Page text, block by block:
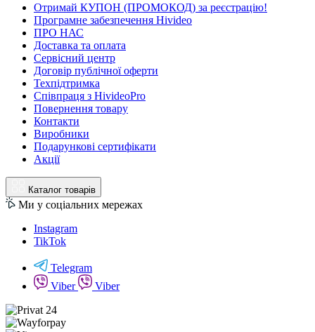
Отримай КУПОН (ПРОМОКОД) за реєстрацію!
Програмне забезпечення Hivideo
ПРО НАС
Доставка та оплата
Сервісний центр
Договір публічної оферти
Техпідтримка
Співпраця з HivideoPro
Повернення товару
Контакти
Виробники
Подарункові сертифікати
Акції
Каталог товарів
Ми у соціальних мережах
Instagram
TikTok
Telegram
Viber
Viber